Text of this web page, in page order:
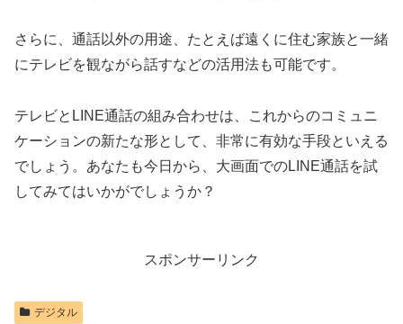
さらに、通話以外の用途、たとえば遠くに住む家族と一緒
にテレビを観ながら話すなどの活用法も可能です。
テレビとLINE通話の組み合わせは、これからのコミュニ
ケーションの新たな形として、非常に有効な手段といえる
でしょう。あなたも今日から、大画面でのLINE通話を試
してみてはいかがでしょうか？
スポンサーリンク
デジタル